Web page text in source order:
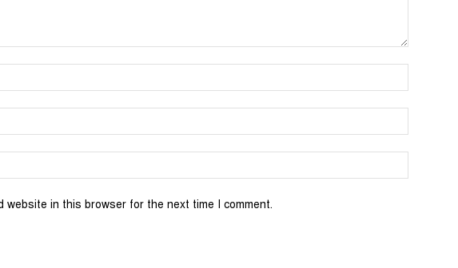
website in this browser for the next time I comment.